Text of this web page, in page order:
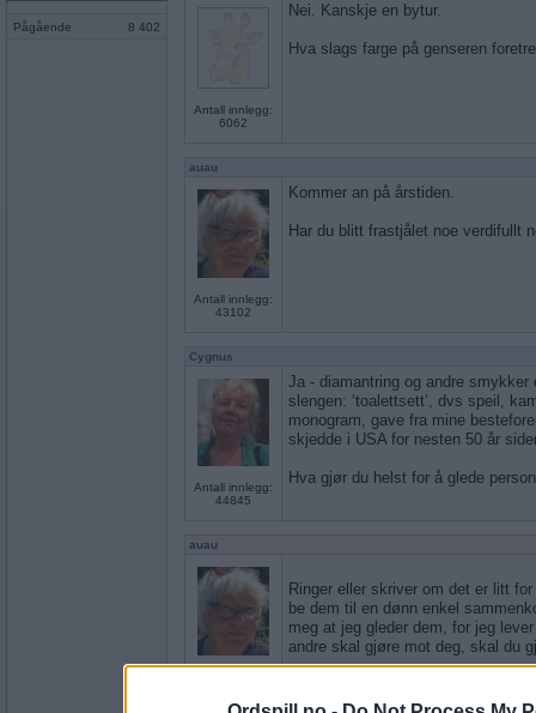
Pågående 8 402
Antall innlegg:
6062
Nei. Kanskje en bytur.
Hva slags farge på genseren
auau
Antall innlegg:
43102
Kommer an på årstiden.
Har du blitt frastjålet noe verdifullt
Cygnus
Antall innlegg:
44845
Ja - diamantring og andre
slengen: ‘toalettsett’, dvs speil,
monogram, gave fra mine
skjedde i USA for nesten 50 år
Hva gjør du helst for å glede
auau
Ringer eller skriver om det er litt
be dem til en dønn enkel
meg at jeg gleder dem, for jeg
andre skal gjøre mot deg, skal du